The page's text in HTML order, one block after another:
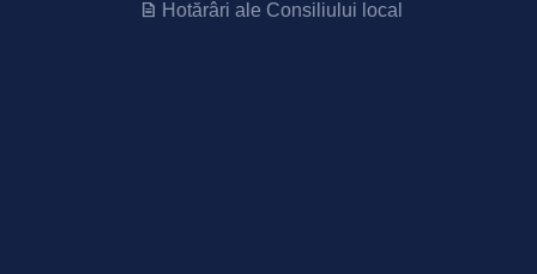
Hotărâri ale Consiliului local